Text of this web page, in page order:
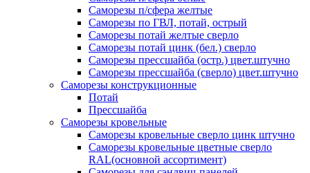
Саморезы п/сфера желтые
Саморезы по ГВЛ, потай, острый
Саморезы потай желтые сверло
Саморезы потай цинк (бел.) сверло
Саморезы прессшайба (остр.) цвет.штучно
Саморезы прессшайба (сверло) цвет.штучно
Саморезы конструкционные
Потай
Прессшайба
Саморезы кровельные
Саморезы кровельные сверло цинк штучно
Саморезы кровельные цветные сверло
RAL(основной ассортимент)